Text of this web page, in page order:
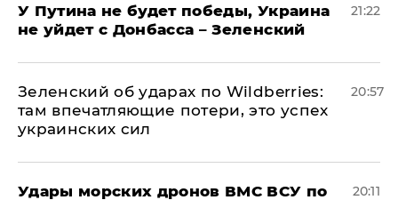
У Путина не будет победы, Украина
не уйдет с Донбасса – Зеленский
21:22
Зеленский об ударах по Wildberries:
там впечатляющие потери, это успех
украинских сил
20:57
Удары морских дронов ВМС ВСУ по 20:11